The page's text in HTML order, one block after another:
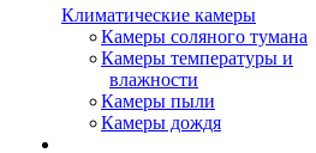
Климатические камеры
Камеры соляного тумана
Камеры температуры и
влажности
Камеры пыли
Камеры дождя